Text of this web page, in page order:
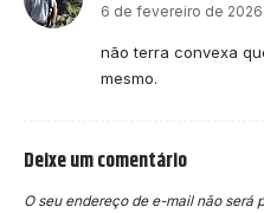
6 de fevereiro de 2026
não terra convexa
mesmo.
Deixe um comentário
O seu endereço de e-mail não será